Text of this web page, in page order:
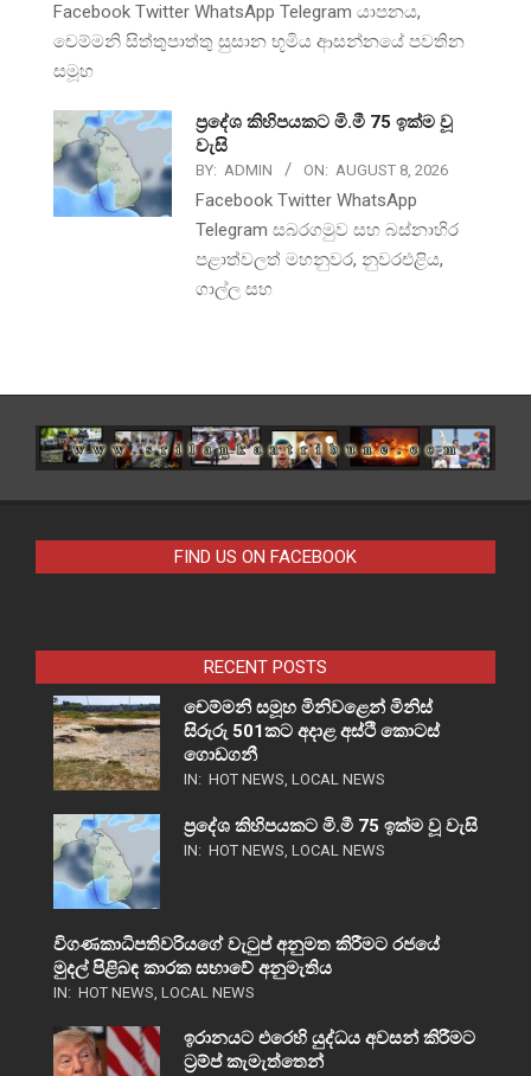
Facebook Twitter WhatsApp Telegram යාපනය,
චෙම්මනි සිත්තුපාත්තු සුසාන භූමිය ආසන්නයේ පවතින
සමූහ
ප්‍රදේශ කිහිපයකට මි.මී 75 ඉක්ම වූ
වැසි
BY: ADMIN ON: AUGUST 8, 2026
Facebook Twitter WhatsApp
Telegram සබරගමුව සහ බස්නාහිර
පළාත්වලත් මහනුවර, නුවරඑළිය,
ගාල්ල සහ
FIND US ON FACEBOOK
RECENT POSTS
චෙම්මනි සමූහ මිනිවළෙන් මිනිස්
සිරුරු 501කට අදාළ අස්ථි කොටස්
ගොඩගනී
IN: HOT NEWS, LOCAL NEWS
ප්‍රදේශ කිහිපයකට මි.මී 75 ඉක්ම වූ වැසි
IN: HOT NEWS, LOCAL NEWS
විගණකාධිපතිවරියගේ වැටුප් අනුමත කිරීමට රජයේ
මුදල් පිළිබඳ කාරක සභාවේ අනුමැතිය
IN: HOT NEWS, LOCAL NEWS
ඉරානයට එරෙහි යුද්ධය අවසන් කිරීමට
ට්‍රම්ප් කැමැත්තෙන්